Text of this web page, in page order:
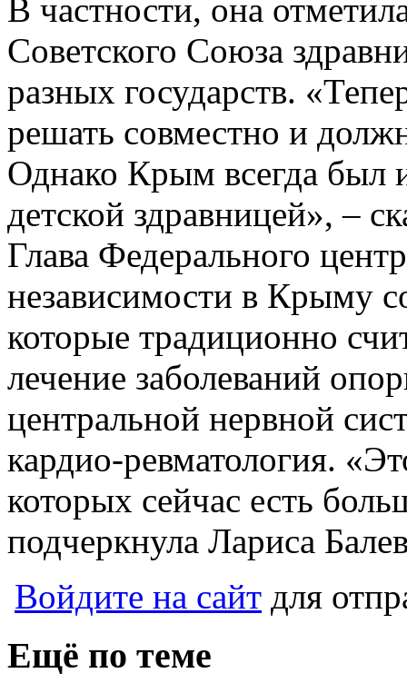
В частности, она
Советского Союза
разных государств.
решать совместно и
Однако Крым всегда был
детской здравницей», –
Глава Федерального
независимости в Крыму
которые традиционно
лечение заболеваний
центральной нервной
кардио-ревматология.
которых сейчас есть
подчеркнула Лариса
Войдите на сайт для
Ещё по теме